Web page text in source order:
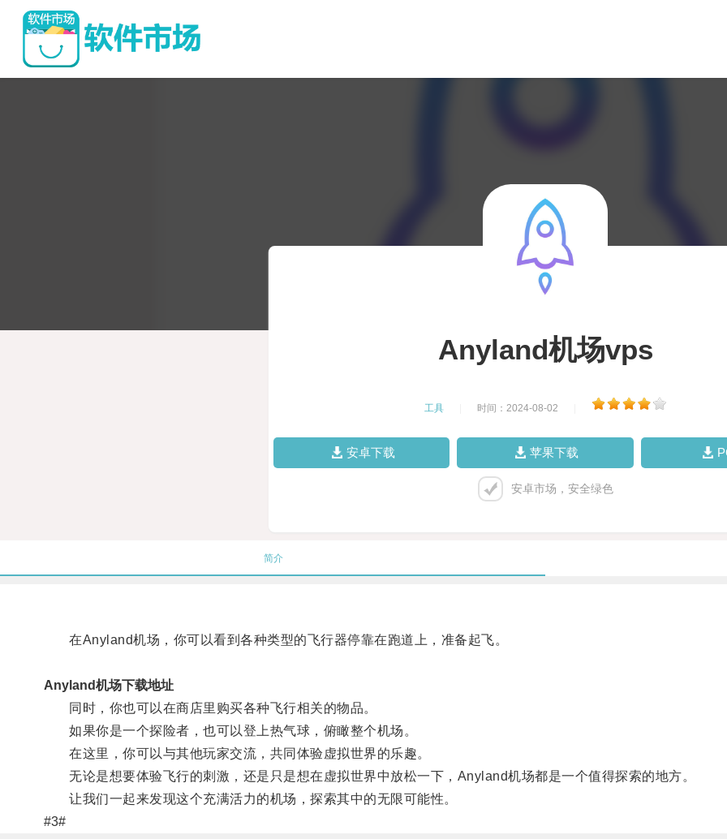
Anyland机场vps
工具 时间：2024-08-02
安卓下载 苹果下载
安卓市场，安全绿色
简介
在Anyland机场，你可以看到各种类型的飞行器停靠在跑道上，准备起飞。
Anyland机场下载地址
同时，你也可以在商店里购买各种飞行相关的物品。
如果你是一个探险者，也可以登上热气球，俯瞰整个机场。
在这里，你可以与其他玩家交流，共同体验虚拟世界的乐趣。
无论是想要体验飞行的刺激，还是只是想在虚拟世界中放松一下，Anyland机场都是一个值得探索的地方。
让我们一起来发现这个充满活力的机场，探索其中的无限可能性。
#3#